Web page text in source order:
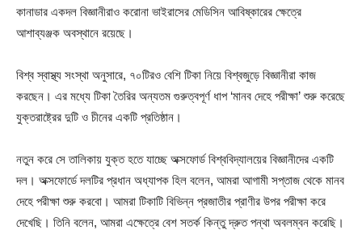
কানাডার একদল বিজ্ঞানীরাও করোনা ভাইরাসের মেডিসিন আবিষ্কারের ক্ষেত্রে
আশাব্যঞ্জক অবস্থানে রয়েছে।
বিশ্ব স্বাস্থ্য সংস্থা অনুসারে, ৭০টিরও বেশি টিকা নিয়ে বিশ্বজুড়ে বিজ্ঞানীরা কাজ
করছেন। এর মধ্যে টিকা তৈরির অন্যতম গুরুত্বপূর্ণ ধাপ ‘মানব দেহে পরীক্ষা’ শুরু করেছে
যুক্তরাষ্ট্রের দুটি ও চীনের একটি প্রতিষ্ঠান।
নতুন করে সে তালিকায় যুক্ত হতে যাচ্ছে অক্সফোর্ড বিশ্ববিদ্যালয়ের বিজ্ঞানীদের একটি
দল। অক্সফোর্ডে দলটির প্রধান অধ্যাপক হিল বলেন, আমরা আগামী সপ্তাজ থেকে মানব
দেহে পরীক্ষা শুরু করবো। আমরা টিকাটি বিভিন্ন প্রজাতীর প্রাণীর উপর পরীক্ষা করে
দেখেছি। তিনি বলেন, আমরা এক্ষেত্রে বেশ সতর্ক কিন্তু দ্রুত পন্থা অবলম্বন করেছি।